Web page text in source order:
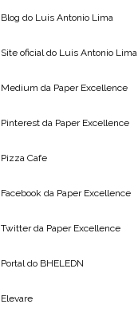
Blog do Luis Antonio Lima
Site oficial do Luis Antonio Lima
Medium da Paper Excellence
Pinterest da Paper Excellence
Pizza Cafe
Facebook da Paper Excellence
Twitter da Paper Excellence
Portal do BHELEDN
Elevare